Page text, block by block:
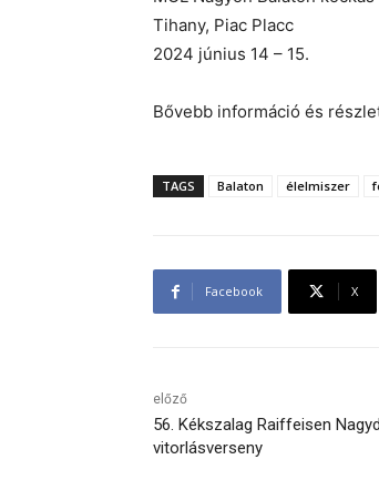
Tihany, Piac Placc
2024 június 14 – 15.
Bővebb információ és
TAGS Balaton élelmiszer
Facebook X
előző
56. Kékszalag Raiffeisen
vitorlásverseny